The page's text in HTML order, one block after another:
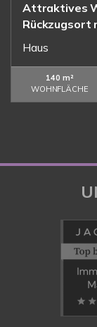
Attraktives
Rückzugsort
Haus
140 m²
WOHNFLÄCHE